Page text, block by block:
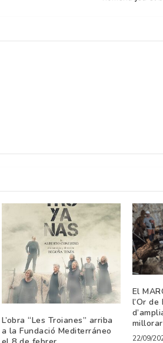
L’obra “Les Troianes” arriba
a la Fundació Mediterráneo
El
l’Or
22/09/